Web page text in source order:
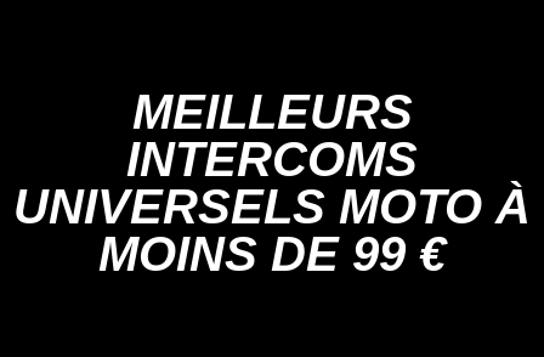
MEILLEURS
INTERCOMS
UNIVERSELS MOTO À
MOINS DE 99 €